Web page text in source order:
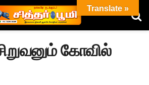
கோவில்
Translate »